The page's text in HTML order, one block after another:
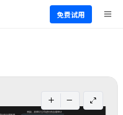
免费试用